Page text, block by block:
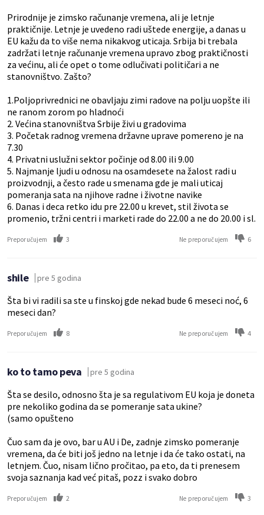
Prirodnije je zimsko računanje vremena, ali je letnje
praktičnije. Letnje je uvedeno radi uštede energije, a danas u
EU kažu da to više nema nikakvog uticaja. Srbija bi trebala
zadržati letnje računanje vremena upravo zbog praktičnosti
za većinu, ali će opet o tome odlučivati političari a ne
stanovništvo. Zašto?
1.Poljoprivrednici ne obavljaju zimi radove na polju uopšte ili
ne ranom zorom po hladnoći
2. Većina stanovništva Srbije živi u gradovima
3. Početak radnog vremena državne uprave pomereno je na
7.30
4. Privatni uslužni sektor počinje od 8.00 ili 9.00
5. Najmanje ljudi u odnosu na osamdesete na žalost radi u
proizvodnji, a često rade u smenama gde je mali uticaj
pomeranja sata na njihove radne i životne navike
6. Danas i deca retko idu pre 22.00 u krevet, stil života se
promenio, tržni centri i marketi rade do 22.00 a ne do 20.00 i sl.
Preporučujem 3 Ne preporučujem 6
shile pre 5 godina
Šta bi vi radili sa ste u finskoj gde nekad bude 6 meseci noć, 6
meseci dan?
Preporučujem 8 Ne preporučujem 4
ko to tamo peva pre 5 godina
Šta se desilo, odnosno šta je sa regulativom EU koja je doneta
pre nekoliko godina da se pomeranje sata ukine?
(samo opušteno
Čuo sam da je ovo, bar u AU i De, zadnje zimsko pomeranje
vremena, da će biti još jedno na letnje i da će tako ostati, na
letnjem. Čuo, nisam lično pročitao, pa eto, da ti prenesem
svoja saznanja kad već pitaš, pozz i svako dobro
Preporučujem 2 Ne preporučujem 3